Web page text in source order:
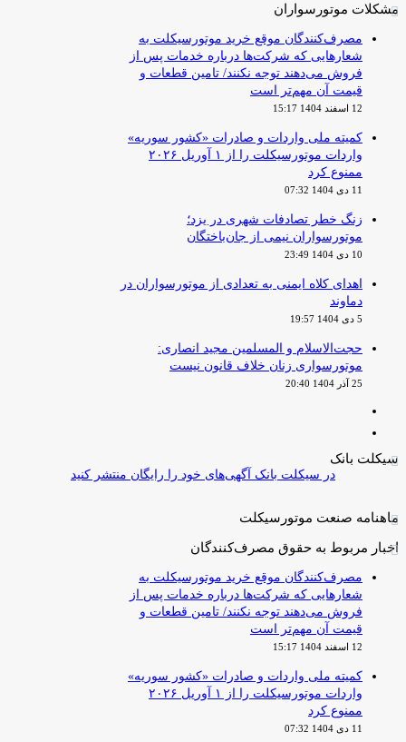
مشکلات موتورسواران
مصرف‌کنندگان موقع خرید موتورسیکلت به
شعارهایی که شرکت‌ها درباره خدمات پس از
فروش می‌دهند توجه نکنند/ تامین قطعات و
قیمت آن مهم‌تر است
12 اسفند 1404 15:17
کمیته ملی واردات و صادرات «کشور سوریه»
واردات موتورسیکلت را از ۱ آوریل ۲۰۲۶
ممنوع کرد
11 دی 1404 07:32
زنگ خطر تصادفات شهری در یزد؛
موتورسواران نیمی از جان‌باختگان
10 دی 1404 23:49
اهدای کلاه ایمنی به تعدادی از موتورسواران در
دماوند
5 دی 1404 19:57
حجت‌الاسلام و المسلمین مجید انصاری:
موتورسواری زنان خلاف قانون نیست
25 آذر 1404 20:40
سیکلت بانک
در سیکلت بانک آگهی‌های خود را رایگان منتشر کنید
ماهنامه صنعت موتورسیکلت
اخبار مربوط به حقوق مصرف‌کنندگان
مصرف‌کنندگان موقع خرید موتورسیکلت به
شعارهایی که شرکت‌ها درباره خدمات پس از
فروش می‌دهند توجه نکنند/ تامین قطعات و
قیمت آن مهم‌تر است
12 اسفند 1404 15:17
کمیته ملی واردات و صادرات «کشور سوریه»
واردات موتورسیکلت را از ۱ آوریل ۲۰۲۶
ممنوع کرد
11 دی 1404 07:32